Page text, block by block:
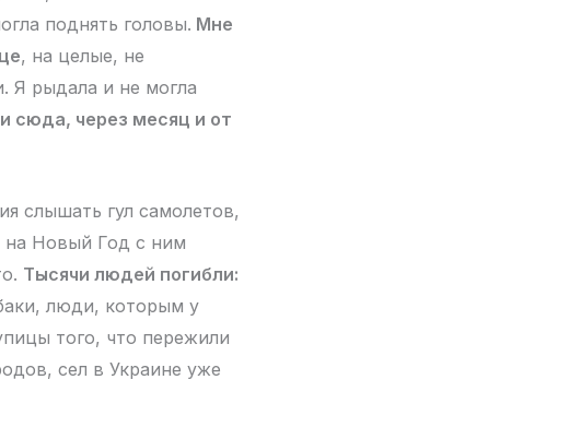
поднять головы. Мне
, на целые, не
Я рыдала и не могла
сюда, через месяц и от
слышать гул самолетов,
на Новый Год с ним
Тысячи людей погибли:
люди, которым у
того, что пережили
сел в Украине уже